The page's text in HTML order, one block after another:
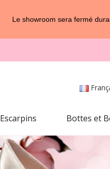
Le showroom sera fermé
Escarpins Bottes et